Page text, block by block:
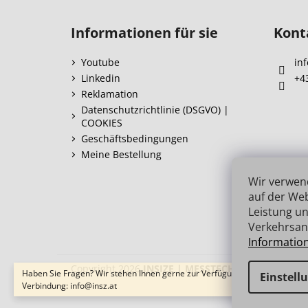
Wir
auf der
Leistung
Haben Sie Fragen? Wir stehen Ihnen gerne zur Verfügung → schnelle
Verbindung: info@insz.at
Informationen für sie
Youtube
Linkedin
Reklamation
Datenschutzrichtlinie (DSGVO) |
COOKIES
Geschäftsbedingungen
Meine Bestellung
Copyright 2026 INSIZE | MESSTECHNIK